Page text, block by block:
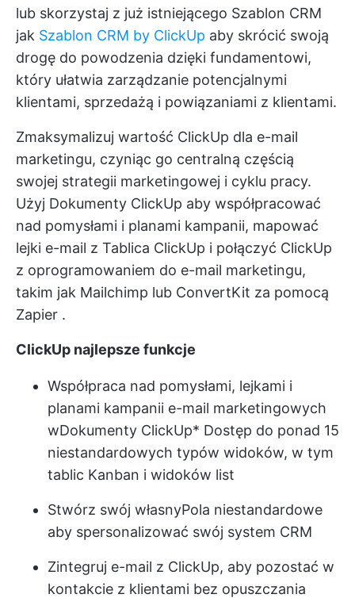
lub skorzystaj z już istniejącego Szablon CRM
jak Szablon CRM by ClickUp aby skrócić swoją
drogę do powodzenia dzięki fundamentowi,
który ułatwia zarządzanie potencjalnymi
klientami, sprzedażą i powiązaniami z klientami.
Zmaksymalizuj wartość ClickUp dla e-mail
marketingu, czyniąc go centralną częścią
swojej strategii marketingowej i cyklu pracy.
Użyj Dokumenty ClickUp aby współpracować
nad pomysłami i planami kampanii, mapować
lejki e-mail z Tablica ClickUp i połączyć ClickUp
z oprogramowaniem do e-mail marketingu,
takim jak Mailchimp lub ConvertKit za pomocą
Zapier .
ClickUp najlepsze funkcje
Współpraca nad pomysłami, lejkami i
planami kampanii e-mail marketingowych
wDokumenty ClickUp* Dostęp do ponad 15
niestandardowych typów widoków, w tym
tablic Kanban i widoków list
Stwórz swój własnyPola niestandardowe
aby spersonalizować swój system CRM
Zintegruj e-mail z ClickUp, aby pozostać w
kontakcie z klientami bez opuszczania